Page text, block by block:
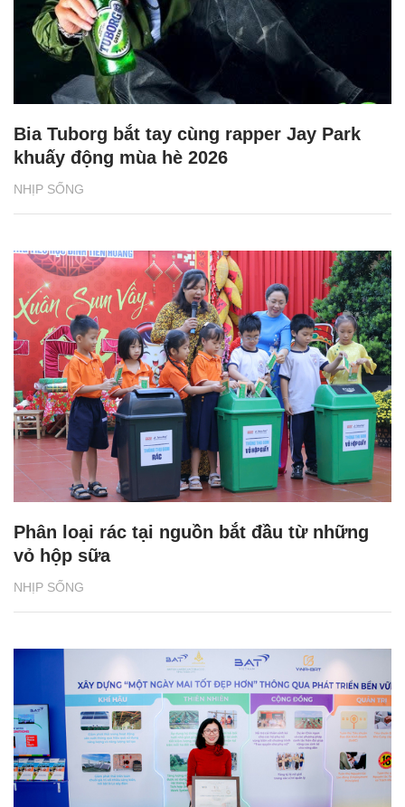
NHỊP SỐNG
Bia Tuborg bắt tay cùng rapper Jay Park
khuấy động mùa hè 2026
NHỊP SỐNG
Phân loại rác tại nguồn bắt đầu từ những
vỏ hộp sữa